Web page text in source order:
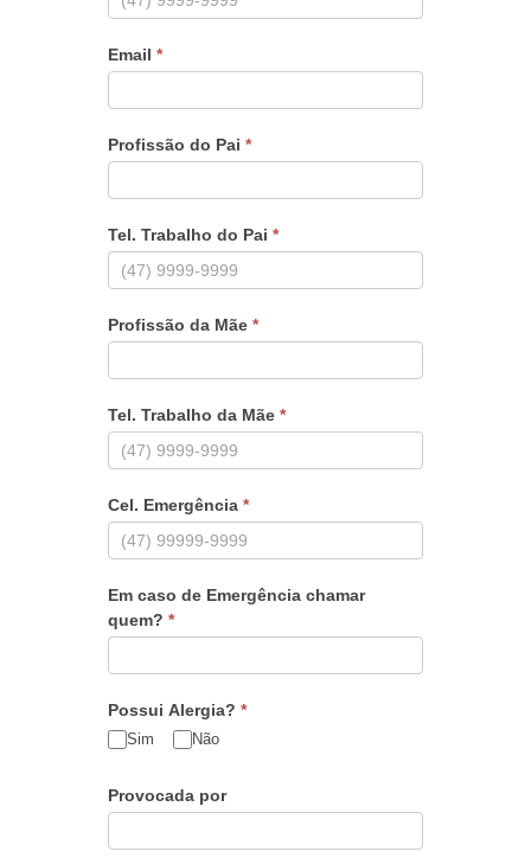
Email *
Profissão do Pai *
Tel. Trabalho do Pai *
Profissão da Mãe *
Tel. Trabalho da Mãe *
Cel. Emergência *
Em caso de Emergência chamar
quem? *
Possui Alergia? *
Sim Não
Provocada por